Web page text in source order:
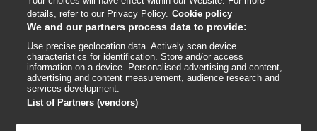
windowwindowwindowwindowwindow
details, refer to our Privacy Policy. Cookie policy
We and our partners process data to provide:
Use precise geolocation data. Actively scan device
characteristics for identification. Store and/or access
information on a device. Personalised advertising and content,
advertising and content measurement, audience research and
services development.
List of Partners (vendors)